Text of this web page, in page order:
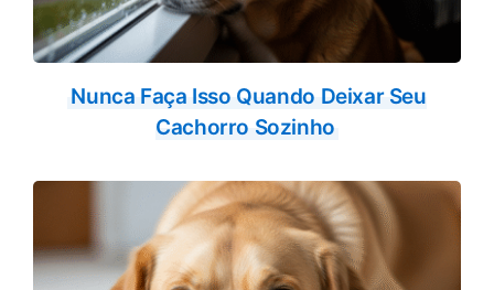
Nunca Faça Isso Quando Deixar Seu
Cachorro Sozinho